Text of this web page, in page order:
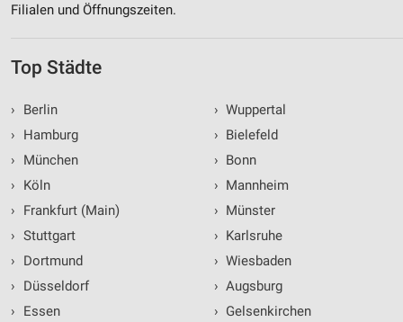
Filialen und Öffnungszeiten.
Top Städte
›
Berlin
›
Hamburg
›
München
›
Köln
›
Frankfurt (Main)
› Stuttgart
›
Dortmund
›
Düsseldorf
›
Essen
› Wuppertal
› Bielefeld
› Bonn
› Mannheim
› Münster
› Karlsruhe
› Wiesbaden
› Augsburg
› Gelsenkirchen